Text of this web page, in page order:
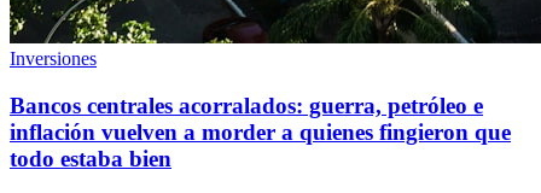
Inversiones
Bancos centrales acorralados: guerra, petróleo e
inflación vuelven a morder a quienes fingieron que
todo estaba bien